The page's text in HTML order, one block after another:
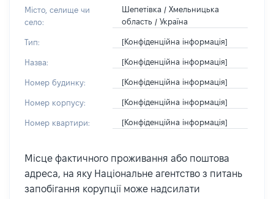
Місто, селище чи
село:
Шепетівка / Хмельницька
область / Україна
Тип: [Конфіденційна інформація]
Назва: [Конфіденційна інформація]
Номер будинку: [Конфіденційна інформація]
Номер корпусу: [Конфіденційна інформація]
Номер квартири: [Конфіденційна інформація]
Місце фактичного проживання або поштова
адреса, на яку Національне агентство з питань
запобігання корупції може надсилати